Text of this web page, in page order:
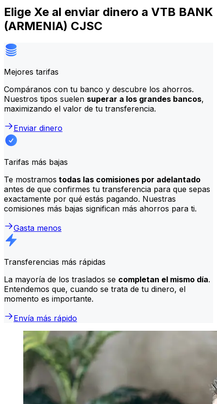
Elige Xe al enviar dinero a VTB BANK
(ARMENIA) CJSC
Mejores tarifas
Compáranos con tu banco y descubre los ahorros.
Nuestros tipos suelen superar a los grandes bancos,
maximizando el valor de tu transferencia.
Enviar dinero
Tarifas más bajas
Te mostramos todas las comisiones por adelantado
antes de que confirmes tu transferencia para que sepas
exactamente por qué estás pagando. Nuestras
comisiones más bajas significan más ahorros para ti.
Gasta menos
Transferencias más rápidas
La mayoría de los traslados se completan el mismo día.
Entendemos que, cuando se trata de tu dinero, el
momento es importante.
Envía más rápido